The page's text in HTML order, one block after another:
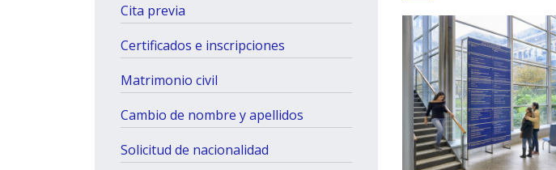
Cita previa
Certificados e inscripciones
Matrimonio civil
Cambio de nombre y apellidos
Solicitud de nacionalidad